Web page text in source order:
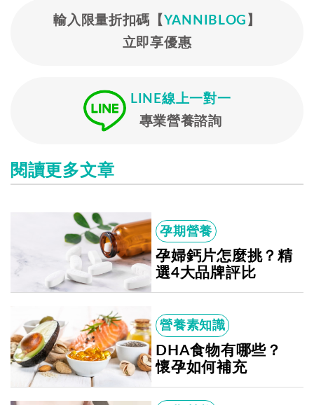
輸入限量折扣碼【 YANNIBLOG 】
立即享優惠
LINE線上一對一
專業營養諮詢
閱讀更多文章
孕期營養
孕婦鈣片怎麼挑？精
選4大品牌評比
營養素知識
DHA食物有哪些？
懷孕如何補充